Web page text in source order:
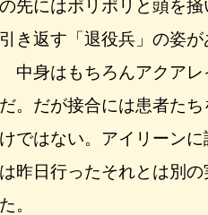
の先にはポリポリと頭を
引き返す「退役兵」の姿
中身はもちろんアクアレ
だ。だが接合には患者た
けではない。アイリーン
は昨日行ったそれとは別
た。